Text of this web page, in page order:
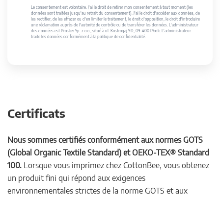
Le consentement est volontaire. J'ai le droit de retirer mon consentement à tout moment (les
données sont traitées jusqu'au retrait du consentement). J'ai le droit d'accéder aux données, de
les rectifier, de les effacer ou d'en limiter le traitement, le droit d'opposition, le droit d'introduire
une réclamation auprès de l'autorité de contrôle ou de transférer les données. L'administrateur
des données est Prosker Sp. z o.o., situé à ul. Kostrogaj 9D, 09-400 Płock. L'administrateur
traite les données conformément à la politique de confidentialité.
Certificats
Nous sommes certifiés conformément aux normes GOTS
(Global Organic Textile Standard) et OEKO-TEX® Standard
100. Lorsque vous imprimez chez CottonBee, vous obtenez
un produit fini qui répond aux exigences
environnementales strictes de la norme GOTS et aux